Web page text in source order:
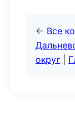
← Все
округ